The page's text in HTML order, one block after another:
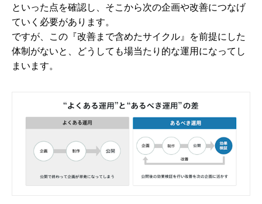
といった点を確認し、そこから次の企画や改善につなげ
ていく必要があります。
ですが、この『改善まで含めたサイクル』を前提にした
体制がないと、どうしても場当たり的な運用になってし
まいます。